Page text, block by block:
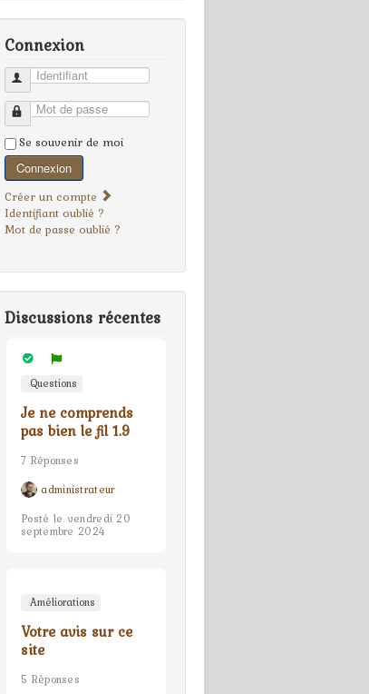
Connexion
Identifiant
Mot de passe
Se souvenir de moi
Connexion
Créer un compte
Identifiant oublié ?
Mot de passe oublié ?
Discussions récentes
Questions
Je ne comprends
pas bien le fil 1.9
7 Réponses
administrateur
Posté le vendredi 20
septembre 2024
Améliorations
Votre avis sur ce
site
5 Réponses